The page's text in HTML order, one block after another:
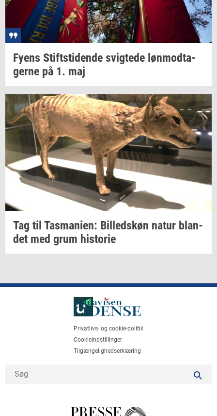
Fyens Stift­s­ti­den­de svig­te­de løn­mod­ta­
ger­ne på 1. maj
Tag til Tas­ma­ni­en: Bil­leds­køn natur blan­
det med grum hi­sto­rie
Privatlivs- og cookie-politik
Cookieindstillinger
Tilgængelighedserklæring